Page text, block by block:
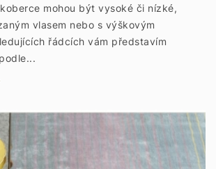
mohou být vysoké či nízké,
vlasem nebo s výškovým
řádcích vám představím